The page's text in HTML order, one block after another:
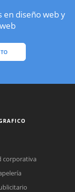
en diseño web y
corporativa